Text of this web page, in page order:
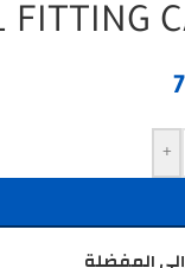
+
المفضلة